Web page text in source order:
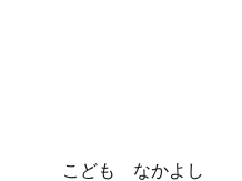
こども なかよし